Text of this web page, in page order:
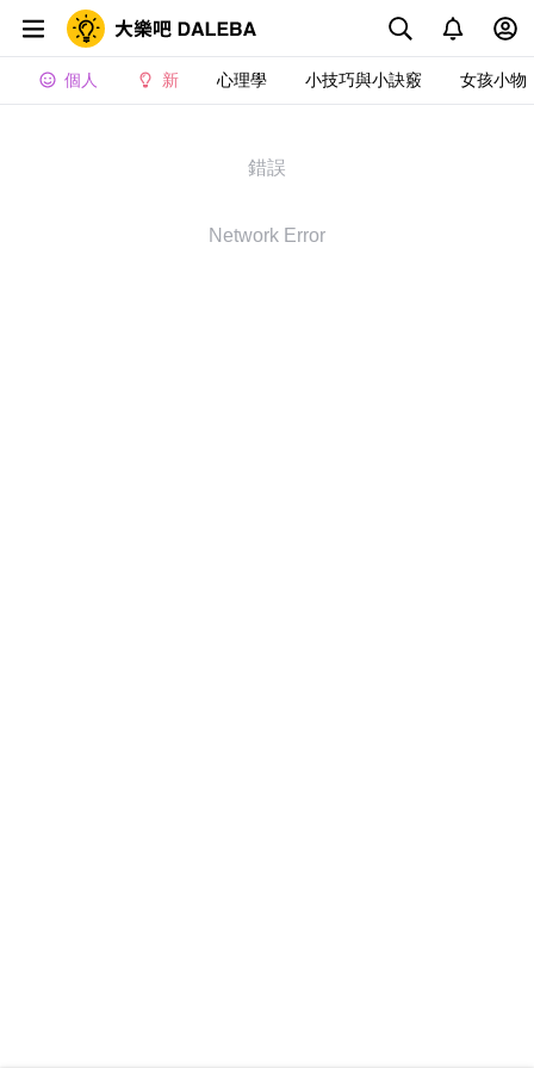
個人 新 心理學 小技巧與小訣竅 女孩小物
錯誤
Network Error